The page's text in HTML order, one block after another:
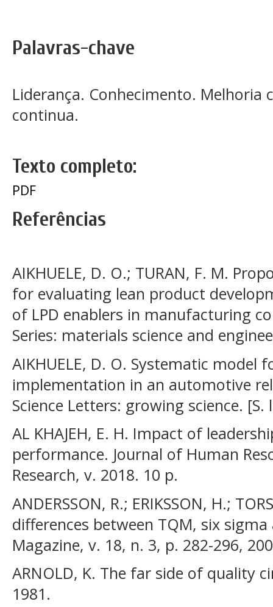
Palavras-chave
Liderança. Conhecimento. Melhoria
continua.
Texto completo:
PDF
Referências
AIKHUELE, D. O.; TURAN, F. M.
for evaluating lean product
of LPD enablers in manufacturing
Series: materials science and
AIKHUELE, D. O. Systematic
implementation in an automotive
Science Letters: growing science. [S.
AL KHAJEH, E. H. Impact of
performance. Journal of Human
Research, v. 2018. 10 p.
ANDERSSON, R.; ERIKSSON, H.;
differences between TQM, six
Magazine, v. 18, n. 3, p. 282-296,
ARNOLD, K. The far side of quality
1981.